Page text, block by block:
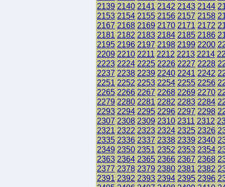
2139 2140 2141 2142 2143 2144
2153 2154 2155 2156 2157 2158
2167 2168 2169 2170 2171 2172
2181 2182 2183 2184 2185 2186
2195 2196 2197 2198 2199 2200
2209 2210 2211 2212 2213 2214
2223 2224 2225 2226 2227 2228
2237 2238 2239 2240 2241 2242
2251 2252 2253 2254 2255 2256
2265 2266 2267 2268 2269 2270
2279 2280 2281 2282 2283 2284
2293 2294 2295 2296 2297 2298
2307 2308 2309 2310 2311 2312
2321 2322 2323 2324 2325 2326
2335 2336 2337 2338 2339 2340
2349 2350 2351 2352 2353 2354
2363 2364 2365 2366 2367 2368
2377 2378 2379 2380 2381 2382
2391 2392 2393 2394 2395 2396